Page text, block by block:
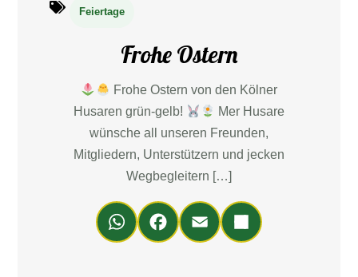
Feiertage
Frohe Ostern
Frohe Ostern von den Kölner
Husaren grün-gelb!
Mer Husare
wünsche all unseren Freunden,
Mitgliedern, Unterstützern und jecken
Wegbegleitern […]
Wh
ats
Fa
ce
Em
ail
Teil
en